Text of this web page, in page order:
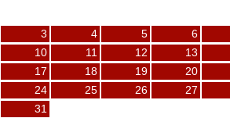
3
4 5 6
10
11 12 13
17
18 19 20
24
25 26 27
31